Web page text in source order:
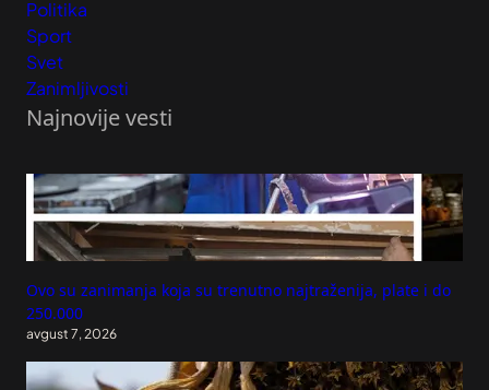
Politika
Sport
Svet
Zanimljivosti
Najnovije vesti
Ovo su zanimanja koja su trenutno najtraženija, plate i do
250.000
avgust 7, 2026